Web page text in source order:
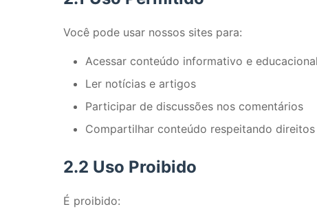
Você pode usar nossos sites para:
Acessar conteúdo informativo e educacional
Ler notícias e artigos
Participar de discussões nos comentários
Compartilhar conteúdo respeitando
2.2 Uso Proibido
É proibido: